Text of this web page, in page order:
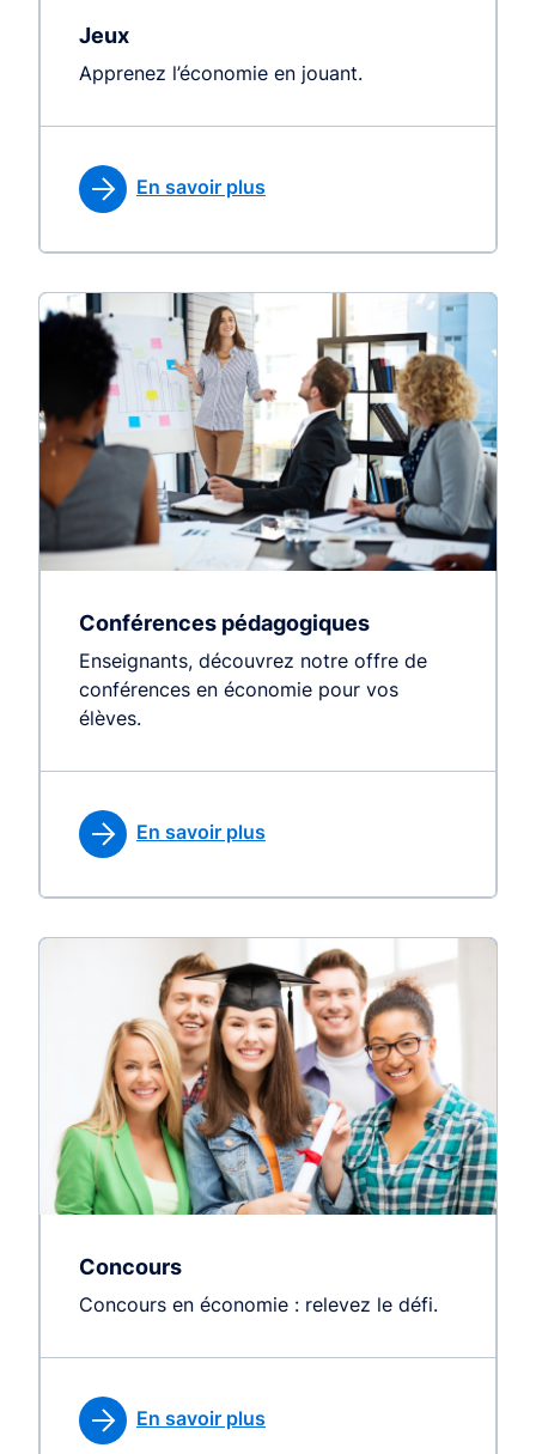
Jeux
Apprenez l’économie en jouant.
En savoir plus
Conférences pédagogiques
Enseignants, découvrez notre offre de
conférences en économie pour vos
élèves.
En savoir plus
Concours
Concours en économie : relevez le défi.
En savoir plus